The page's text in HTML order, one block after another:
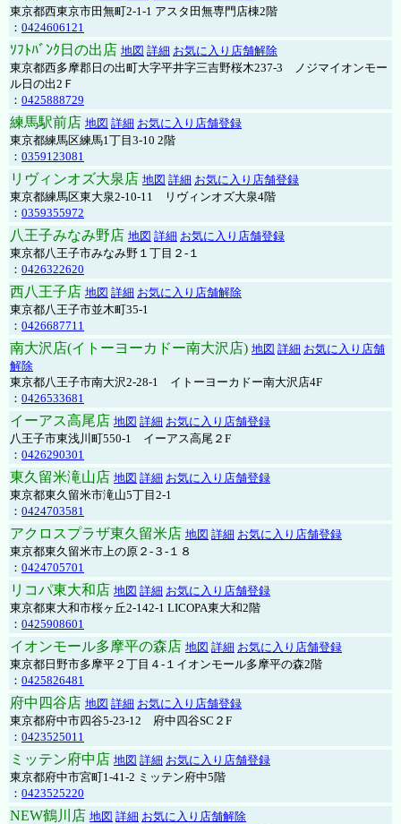
東京都西東京市田無町2-1-1 アスタ田無専門店棟2階
： 0424606121
ｿﾌﾄﾊﾞﾝｸ日の出店 地図 詳細 お気に入り店舗解除
東京都西多摩郡日の出町大字平井字三吉野桜木237-3 ノジマイオンモー
ル日の出2Ｆ
： 0425888729
練馬駅前店 地図 詳細 お気に入り店舗登録
東京都練馬区練馬1丁目3-10 2階
： 0359123081
リヴィンオズ大泉店 地図 詳細 お気に入り店舗登録
東京都練馬区東大泉2-10-11 リヴィンオズ大泉4階
： 0359355972
八王子みなみ野店 地図 詳細 お気に入り店舗登録
東京都八王子市みなみ野１丁目２-１
： 0426322620
西八王子店 地図 詳細 お気に入り店舗解除
東京都八王子市並木町35-1
： 0426687711
南大沢店(イトーヨーカドー南大沢店) 地図 詳細 お気に入り店舗
解除
東京都八王子市南大沢2-28-1 イトーヨーカドー南大沢店4F
： 0426533681
イーアス高尾店 地図 詳細 お気に入り店舗登録
八王子市東浅川町550-1 イーアス高尾２F
： 0426290301
東久留米滝山店 地図 詳細 お気に入り店舗登録
東京都東久留米市滝山5丁目2-1
： 0424703581
アクロスプラザ東久留米店 地図 詳細 お気に入り店舗登録
東京都東久留米市上の原２-３-１８
： 0424705701
リコパ東大和店 地図 詳細 お気に入り店舗登録
東京都東大和市桜ヶ丘2-142-1 LICOPA東大和2階
： 0425908601
イオンモール多摩平の森店 地図 詳細 お気に入り店舗登録
東京都日野市多摩平２丁目４-１イオンモール多摩平の森2階
： 0425826481
府中四谷店 地図 詳細 お気に入り店舗登録
東京都府中市四谷5-23-12 府中四谷SC２F
： 0423525011
ミッテン府中店 地図 詳細 お気に入り店舗登録
東京都府中市宮町1-41-2 ミッテン府中5階
： 0423525220
NEW鶴川店 地図 詳細 お気に入り店舗解除